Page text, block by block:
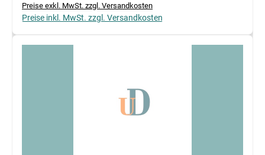
Preise exkl. MwSt. zzgl. Versandkosten
Preise inkl. MwSt. zzgl. Versandkosten